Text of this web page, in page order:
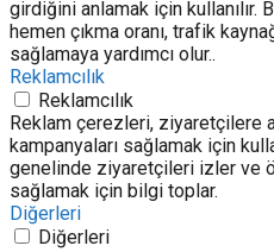
girdiğini anlamak için kullanılır.
hemen çıkma oranı, trafik
sağlamaya yardımcı olur..
Reklamcılık
Reklamcılık
Reklam çerezleri, ziyaretçilere
kampanyaları sağlamak için
genelinde ziyaretçileri izler ve
sağlamak için bilgi toplar.
Diğerleri
Diğerleri